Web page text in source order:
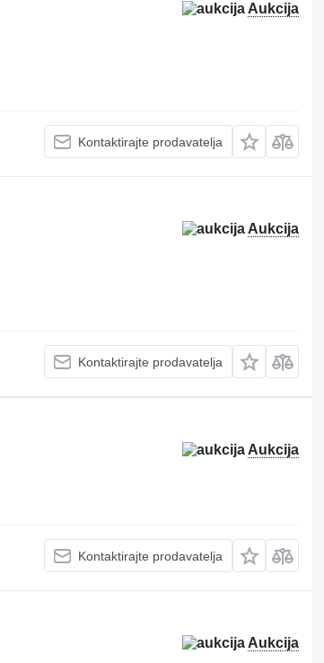
Aukcija
Kontaktirajte prodavatelja
Aukcija
Kontaktirajte prodavatelja
Aukcija
Kontaktirajte prodavatelja
Aukcija